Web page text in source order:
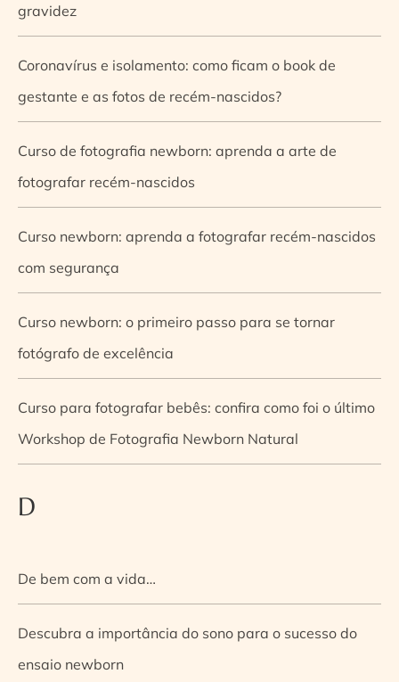
gravidez
Coronavírus e isolamento: como ficam o book de
gestante e as fotos de recém-nascidos?
Curso de fotografia newborn: aprenda a arte de
fotografar recém-nascidos
Curso newborn: aprenda a fotografar recém-nascidos
com segurança
Curso newborn: o primeiro passo para se tornar
fotógrafo de excelência
Curso para fotografar bebês: confira como foi o último
Workshop de Fotografia Newborn Natural
D
De bem com a vida…
Descubra a importância do sono para o sucesso do
ensaio newborn